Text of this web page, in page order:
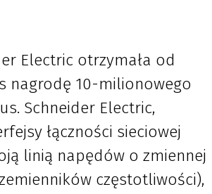
Electric otrzymała od
nagrodę 10-milionowego
Schneider Electric,
łączności sieciowej
linią napędów o zmiennej
częstotliwości),